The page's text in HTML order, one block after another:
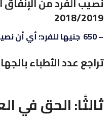
2018/2019
– 650 جنيها للفرد؛ أي أن نصيب الفرد في الشهر 54 جنيها.
تراجع عدد الأطباء
ثالثًا: الحق في